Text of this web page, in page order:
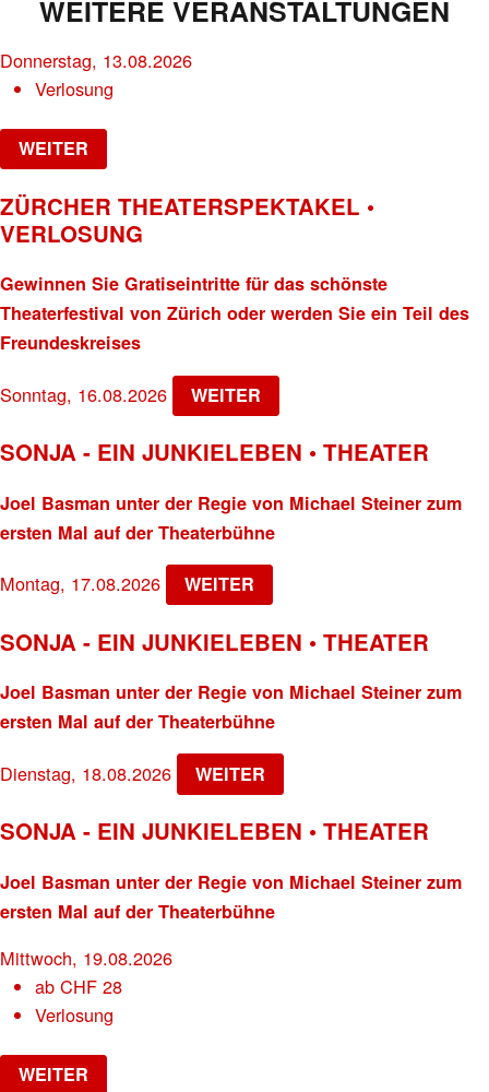
WEITERE VERANSTALTUNGEN
Donnerstag, 13.08.2026
Verlosung
WEITER
ZÜRCHER THEATERSPEKTAKEL •
VERLOSUNG
Gewinnen Sie Gratiseintritte für das schönste
Theaterfestival von Zürich oder werden Sie ein Teil des
Freundeskreises
Sonntag, 16.08.2026 WEITER
SONJA - EIN JUNKIELEBEN • THEATER
Joel Basman unter der Regie von Michael Steiner zum
ersten Mal auf der Theaterbühne
Montag, 17.08.2026 WEITER
SONJA - EIN JUNKIELEBEN • THEATER
Joel Basman unter der Regie von Michael Steiner zum
ersten Mal auf der Theaterbühne
Dienstag, 18.08.2026 WEITER
SONJA - EIN JUNKIELEBEN • THEATER
Joel Basman unter der Regie von Michael Steiner zum
ersten Mal auf der Theaterbühne
Mittwoch, 19.08.2026
abCHF 28
Verlosung
WEITER